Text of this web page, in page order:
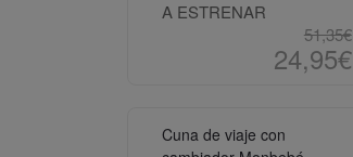
A ESTRENAR
51,35€
24,95€
Cuna de viaje con